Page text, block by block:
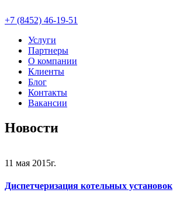
+7 (8452) 46-19-51
Услуги
Партнеры
О компании
Клиенты
Блог
Контакты
Вакансии
Новости
11 мая 2015г.
Диспетчеризация котельных установок